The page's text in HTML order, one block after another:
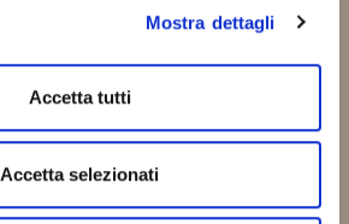
Mostra dettagli
Accetta tutti
Accetta selezionati